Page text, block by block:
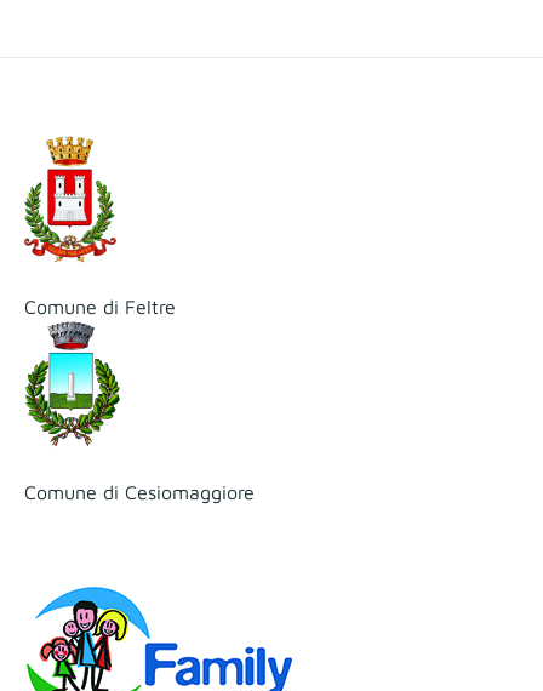
Comune di Feltre
Comune di Cesiomaggiore